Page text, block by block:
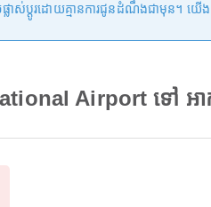
ប្តូរដោយគ្មានការជូនដំណឹងជាមុន។ យើង
Airport ទៅ អ